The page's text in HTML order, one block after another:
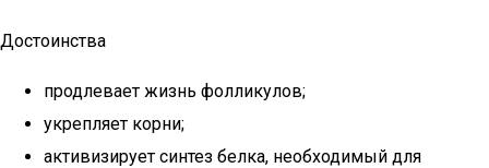
Достоинства
продлевает жизнь фолликулов;
укрепляет корни;
активизирует синтез белка, необходимый для